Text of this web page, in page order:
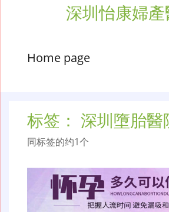
深圳怡康婦
Home page
标签： 深圳墮胎醫
同标签的约1个